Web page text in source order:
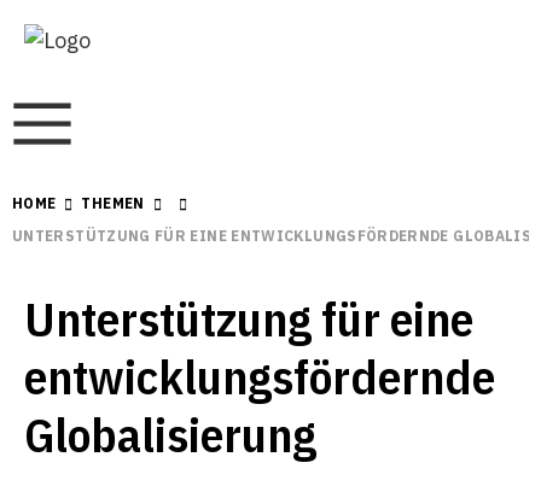
HOME
THEMEN
UNTERSTÜTZUNG FÜR EINE ENTWICKLUNGSFÖRDERNDE
Unterstützung für eine
entwicklungsfördernde
Globalisierung